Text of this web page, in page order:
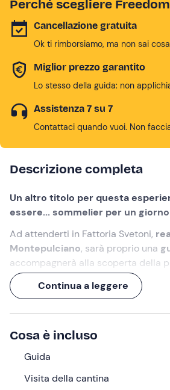
coesistere in un percorso alla
caratteristiche organolettiche delle
Perché scegliere
Cancellazione gratuita
Ok ti rimborsiamo, ma non sai
Miglior prezzo garantito
Lo stesso della guida: non
Assistenza 7 su 7
Contattaci quando vuoi. Non
Descrizione completa
Un altro titolo per questa
essere... sommelier per un
Ad attenderti in Fattoria Svetoni,
Montepulciano, sarà proprio una
accompagnerà alla scoperta della
degustazione del vino. Vista,
messi alla prova per riconoscere
esperienza di oltre 1 ora
Toscana in (e con) tutti i sensi!
Continua a leggere
Cosa è incluso
Guida
Visita della cantina